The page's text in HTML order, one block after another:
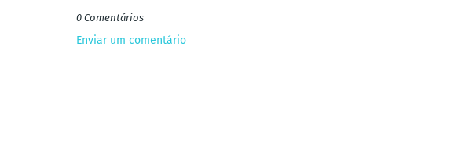
0 Comentários
Enviar um comentário